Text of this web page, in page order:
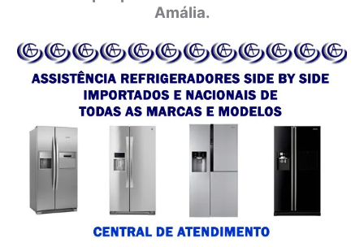
Amália.